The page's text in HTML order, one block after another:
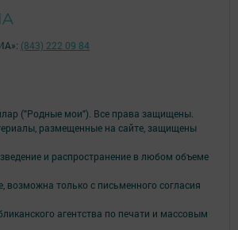
("Родные мои"). Все права защищены.
размещенные на сайте, защищены
и распространение в любом объеме
возможна только с письменного согласия
агентства по печати и массовым
(843) 222 09 84